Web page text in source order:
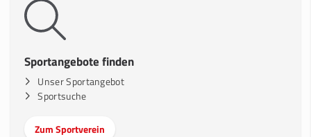
Sportangebote finden
Unser Sportangebot
Sportsuche
Zum Sportverein